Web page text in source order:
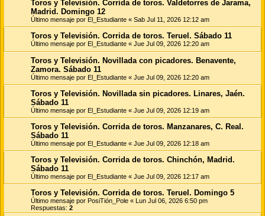
Toros y Televisión. Corrida de toros. Valdetorres de Jarama,
Madrid. Domingo 12
Último mensaje por El_Estudiante « Sab Jul 11, 2026 12:12 am
Toros y Televisión. Corrida de toros. Teruel. Sábado 11
Último mensaje por El_Estudiante « Jue Jul 09, 2026 12:20 am
Toros y Televisión. Novillada con picadores. Benavente,
Zamora. Sábado 11
Último mensaje por El_Estudiante « Jue Jul 09, 2026 12:20 am
Toros y Televisión. Novillada sin picadores. Linares, Jaén.
Sábado 11
Último mensaje por El_Estudiante « Jue Jul 09, 2026 12:19 am
Toros y Televisión. Corrida de toros. Manzanares, C. Real.
Sábado 11
Último mensaje por El_Estudiante « Jue Jul 09, 2026 12:18 am
Toros y Televisión. Corrida de toros. Chinchón, Madrid.
Sábado 11
Último mensaje por El_Estudiante « Jue Jul 09, 2026 12:17 am
Toros y Televisión. Corrida de toros. Teruel. Domingo 5
Último mensaje por PosiTión_Pole « Lun Jul 06, 2026 6:50 pm
Respuestas: 2